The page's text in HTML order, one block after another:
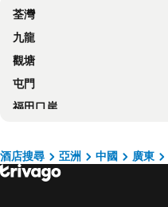
百老匯酒店
澳門羅斯福酒店
澳門君怡酒店
Zhuhai Longzhuda International Hotel
The St. Regis Macao
珠海來魅力假日酒店
Sheraton Zhuhai Hotel
荃灣
九龍
觀塘
屯門
福田口岸
香港國際機場
東涌
酒店搜尋 亞洲 中國 廣東